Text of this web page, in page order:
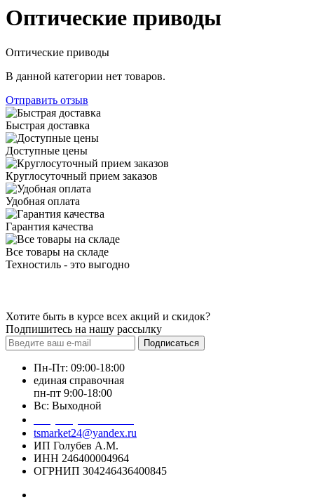
Оптические приводы
Оптические приводы
В данной категории нет товаров.
Отправить отзыв
Быстрая доставка
Доступные цены
Круглосуточный прием заказов
Удобная оплата
Гарантия качества
Все товары на складе
Техностиль - это выгодно
Хотите быть в курсе всех акций и скидок?
Подпишитесь на нашу рассылку
Подписаться
Пн-Пт: 09:00-18:00
единая справочная
пн-пт 9:00-18:00
Вс: Выходной
tsmarket24@yandex.ru
ИП Голубев А.М.
ИНН 246400004964
ОГРНИП 304246436400845